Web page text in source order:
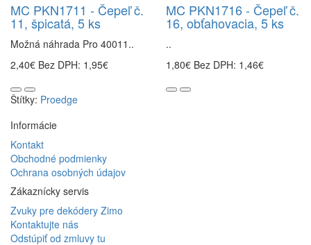
MC PKN1711 - Čepeľ č.
11, špicatá, 5 ks
Možná náhrada Pro 40011..
2,40€ Bez DPH: 1,95€
MC PKN1716 - Čepeľ č.
16, obťahovacia, 5 ks
..
1,80€ Bez DPH: 1,46€
Štítky: Proedge
Informácie
Kontakt
Obchodné podmienky
Ochrana osobných údajov
Zákaznícky servis
Zvuky pre dekódery Zimo
Kontaktujte nás
Odstúpiť od zmluvy tu